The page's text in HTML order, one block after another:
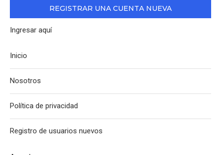
Ingresar aquí
Inicio
Nosotros
Política de privacidad
Registro de usuarios nuevos